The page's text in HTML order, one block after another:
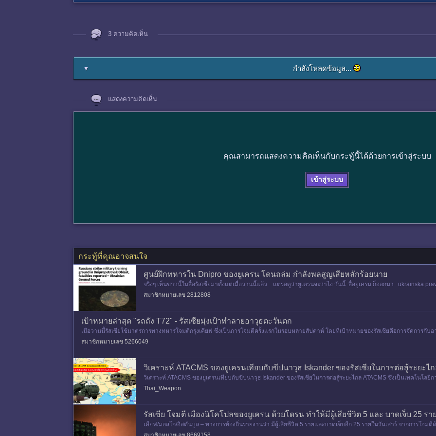
3 ความคิดเห็น
▼ กำลังโหลดข้อมูล...
แสดงความคิดเห็น
คุณสามารถแสดงความคิดเห็นกับกระทู้นี้ได้ด้วยการเข้าสู่ระบบ
เข้าสู่ระบบ
กระทู้ที่คุณอาจสนใจ
ศูนย์ฝึกทหารใน Dnipro ของยูเครน โดนถล่ม กำลังพลสูญเสียหลักร้อยนาย
จริงๆ เห็นข่าวนี้ในสื่อรัสเซียมาตั้งแต่เมื่อวานนี้แล้ว แต่รอดูว่ายูเครนจะว่าไง วันนี้ สื่อยูเครน ก็ออกมา ukrainska
สมาชิกหมายเลข 2812808
เป้าหมายล่าสุด "รถถัง T72" - รัสเซียมุ่งเป้าทำลายอาวุธตะวันตก
เมื่อวานนี้รัสเซียใช้มาตรการทางทหารโจมตีกรุงเคียฟ ซึ่งเป็นการโจมตีครั้งแรกในรอบหลายสัปดาห์ โดยที่เป้าหมายของรัสเซียคือการจัดการ
tสมาชิกหมายเลข 5266049
วิเคราะห์ ATACMS ของยูเครนเทียบกับขีปนาวุธ Iskander ของรัสเซียในการต่อสู้ระยะไ
วิเคราะห์ ATACMS ของยูเครนเทียบกับขีปนาวุธ Iskander ของรัสเซียในการต่อสู้ระยะไกล ATACMS ซึ่งเป็นเทคโนโ
มตีด้วยแรงก
Thai_Weapon
รัสเซีย โจมตี เมืองนิโคโปลของยูเครน ด้วยโดรน ทำให้มีผู้เสียชีวิต 5 และ บาดเจ็บ 25 รา
เคียฟ/มอสโก/อิสตันบูล – ทางการท้องถิ่นรายงานว่า มีผู้เสียชีวิต 5 รายและบาดเจ็บอีก 25 รายในวันเสาร์ จากการโจม
เครน โดรน FPV ของรัสเซียหลายลำโจม